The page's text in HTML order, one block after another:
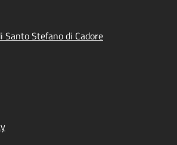
Santo Stefano di Cadore